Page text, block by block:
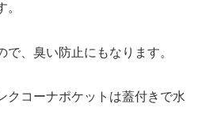
、臭い防止にもなります。
クコーナポケットは蓋付きで水